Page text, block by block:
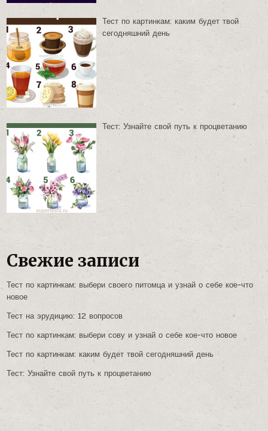
Тест по картинкам: каким будет твой
сегодняшний день
Тест: Узнайте свой путь к процветанию
Свежие записи
Тест по картинкам: выбери своего питомца и узнай о себе кое-что
новое
Тест на эрудицию: 12 вопросов
Тест по картинкам: выбери сову и узнай о себе кое-что новое
Тест по картинкам: каким будет твой сегодняшний день
Тест: Узнайте свой путь к процветанию